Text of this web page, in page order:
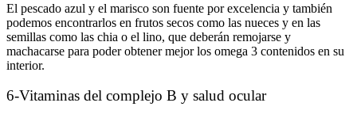
El pescado azul y el marisco son fuente por excelencia y también
podemos encontrarlos en frutos secos como las nueces y en las
semillas como las chia o el lino, que deberán remojarse y
machacarse para poder obtener mejor los omega 3 contenidos en su
interior.
6-Vitaminas del complejo B y salud ocular